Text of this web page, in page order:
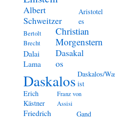
Albert
Schweitzer
Aristotel
es
Bertolt
Brecht
Christian
Morgenstern
Dalai
Lama
Dasakal
os
Daskalos Daskalos/
ist
Erich
Kästner
Franz von
Assisi
Friedrich
Gand